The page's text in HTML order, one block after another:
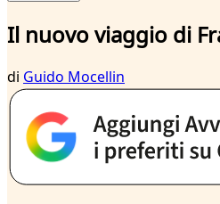
Il nuovo viaggio di
di Guido Mocellin